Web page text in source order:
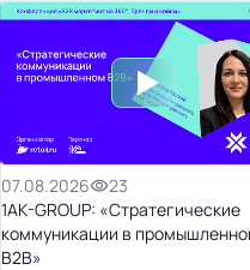
07.08.2026
23
1AK-GROUP: «Стратегические
коммуникации в
B2B»